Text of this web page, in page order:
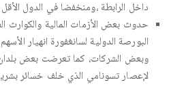
داخل الرابطة ،ومنخفضا في الدول الأقل
البورصة الدولية لسانغفورة انھيار
لإعصار تسونامي الذي خلف خسائر